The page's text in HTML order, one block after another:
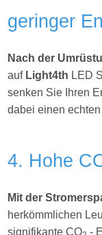
geringer
Nach der
auf Light4th LED
senken Sie Ihren
dabei einen
4. Hohe
Mit der
herkömmlichen
signifikante CO
-